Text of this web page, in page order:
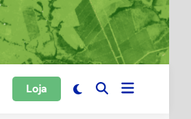
Loja Switch
to Open Open